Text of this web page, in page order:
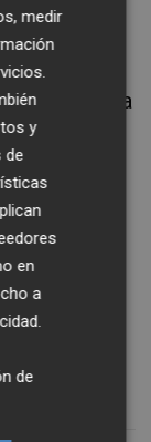
i
docència
icol
úsic i gestor
en música
projectes
i
de
medir
y
de
en
a
de